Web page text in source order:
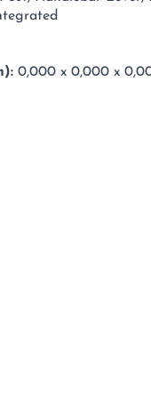
0,000 x 0,000 x